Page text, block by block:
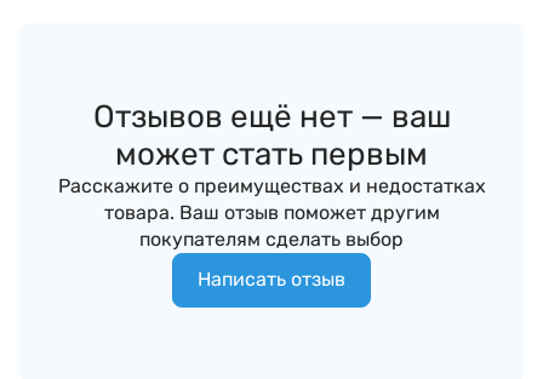
Отзывов ещё нет — ваш
может стать первым
Расскажите о преимуществах и недостатках
товара. Ваш отзыв поможет другим
покупателям сделать выбор
Написать отзыв